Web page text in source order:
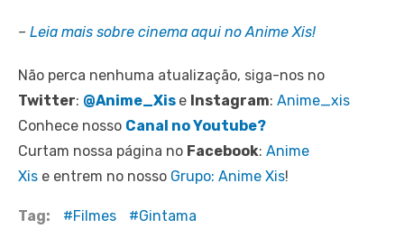
– Leia mais sobre cinema aqui no Anime Xis!
Não perca nenhuma atualização, siga-nos no
Twitter: @Anime_Xis e Instagram: Anime_xis
Conhece nosso Canal no Youtube?
Curtam nossa página no Facebook: Anime
Xis e entrem no nosso Grupo: Anime Xis!
Tag: Filmes Gintama